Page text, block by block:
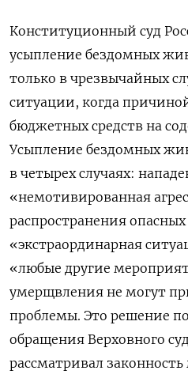
Конституционный суд
усыпление бездомных
только в чрезвычайных
ситуации, когда
бюджетных средств на
Усыпление бездомных
в четырех случаях:
«немотивированная
распространения
«экстраординарная
«любые другие
умерщвления не могут
проблемы. Это решение
обращения Верховного
рассматривал